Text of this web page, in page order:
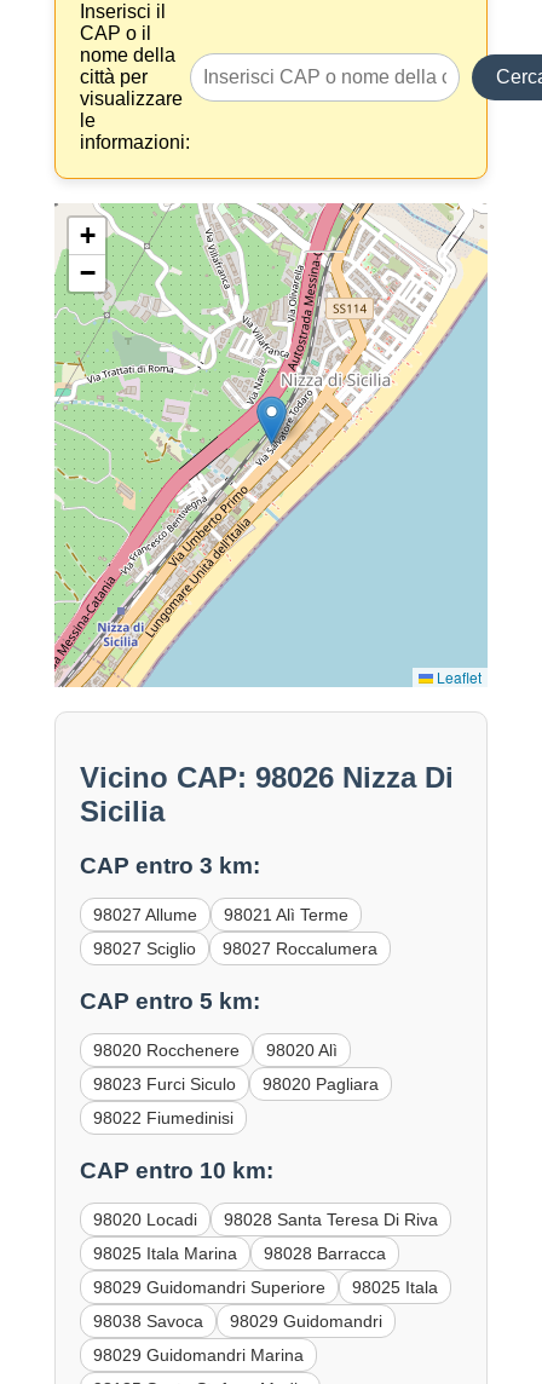
Inserisci il
CAP o il
nome della
città per
visualizzare
le
informazioni:
+
−
Leaflet
Vicino CAP: 98026 Nizza Di
Sicilia
CAP entro 3 km:
98027 Allume
98021 Alì Terme
98027 Sciglio
98027 Roccalumera
CAP entro 5 km:
98020 Rocchenere
98020 Alì
98023 Furci Siculo
98020 Pagliara
98022 Fiumedinisi
CAP entro 10 km:
98020 Locadi
98028 Santa Teresa Di Riva
98025 Itala Marina
98028 Barracca
98029 Guidomandri Superiore
98025 Itala
98038 Savoca
98029 Guidomandri
98029 Guidomandri Marina